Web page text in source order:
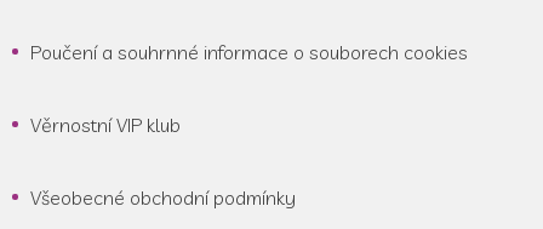
Poučení a souhrnné informace o souborech cookies
Věrnostní VIP klub
Všeobecné obchodní podmínky